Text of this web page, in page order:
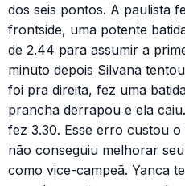
dos seis pontos. A paulista
frontside, uma potente
de 2.44 para assumir a
minuto depois Silvana
foi pra direita, fez uma
prancha derrapou e ela
fez 3.30. Esse erro custou
não conseguiu melhorar
como vice-campeã. Yanca